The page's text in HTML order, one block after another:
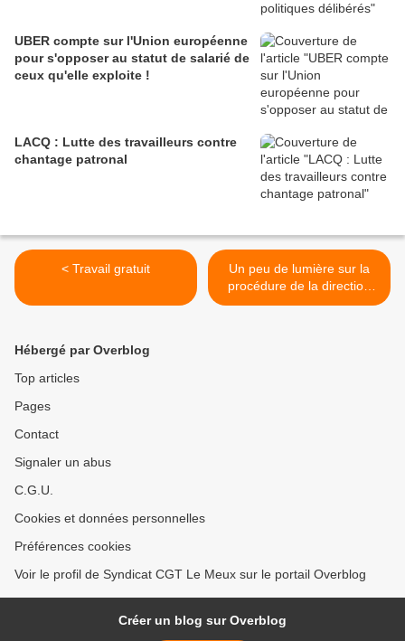
UBER compte sur l'Union européenne
pour s'opposer au statut de salarié de
ceux qu'elle exploite !
LACQ : Lutte des travailleurs contre
chantage patronal
< Travail gratuit
Un peu de lumière sur la
procédure de la direction
Unilever contre la CGT >
Hébergé par Overblog
Top articles
Pages
Contact
Signaler un abus
C.G.U.
Cookies et données personnelles
Préférences cookies
Voir le profil de Syndicat CGT Le Meux sur le portail Overblog
Créer un blog sur Overblog